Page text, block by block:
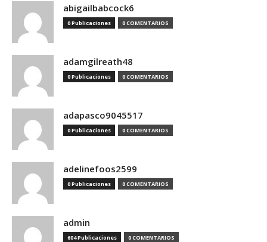
abigailbabcock6
0 Publicaciones 0 COMENTARIOS
adamgilreath48
0 Publicaciones 0 COMENTARIOS
adapasco9045517
0 Publicaciones 0 COMENTARIOS
adelinefoos2599
0 Publicaciones 0 COMENTARIOS
admin
604 Publicaciones 0 COMENTARIOS